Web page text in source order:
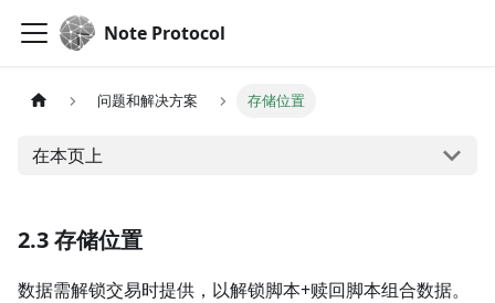
Note Protocol
问题和解决方案 存储位置
在本页上
2.3 存储位置
数据需解锁交易时提供，以解锁脚本+赎回脚本组合数据。